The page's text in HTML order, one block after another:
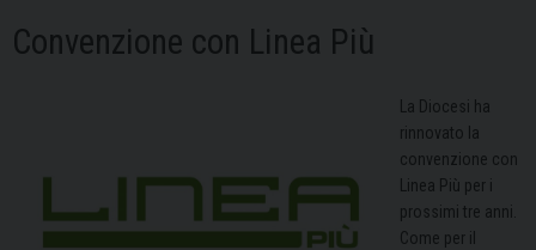
Convenzione con Linea Più
La Diocesi ha
rinnovato la
convenzione con
Linea Più per i
prossimi tre anni.
Come per il